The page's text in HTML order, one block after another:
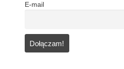
E-mail